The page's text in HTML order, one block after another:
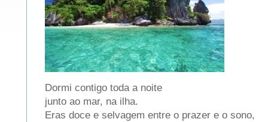
Dormi contigo toda a noite
junto ao mar, na ilha.
Eras doce e selvagem entre o prazer e o sono,